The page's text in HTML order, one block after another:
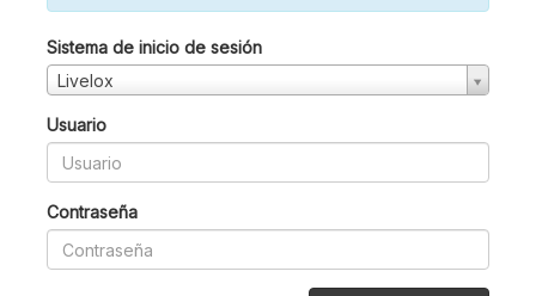
Sistema de inicio de sesión
Livelox
Usuario
Contraseña